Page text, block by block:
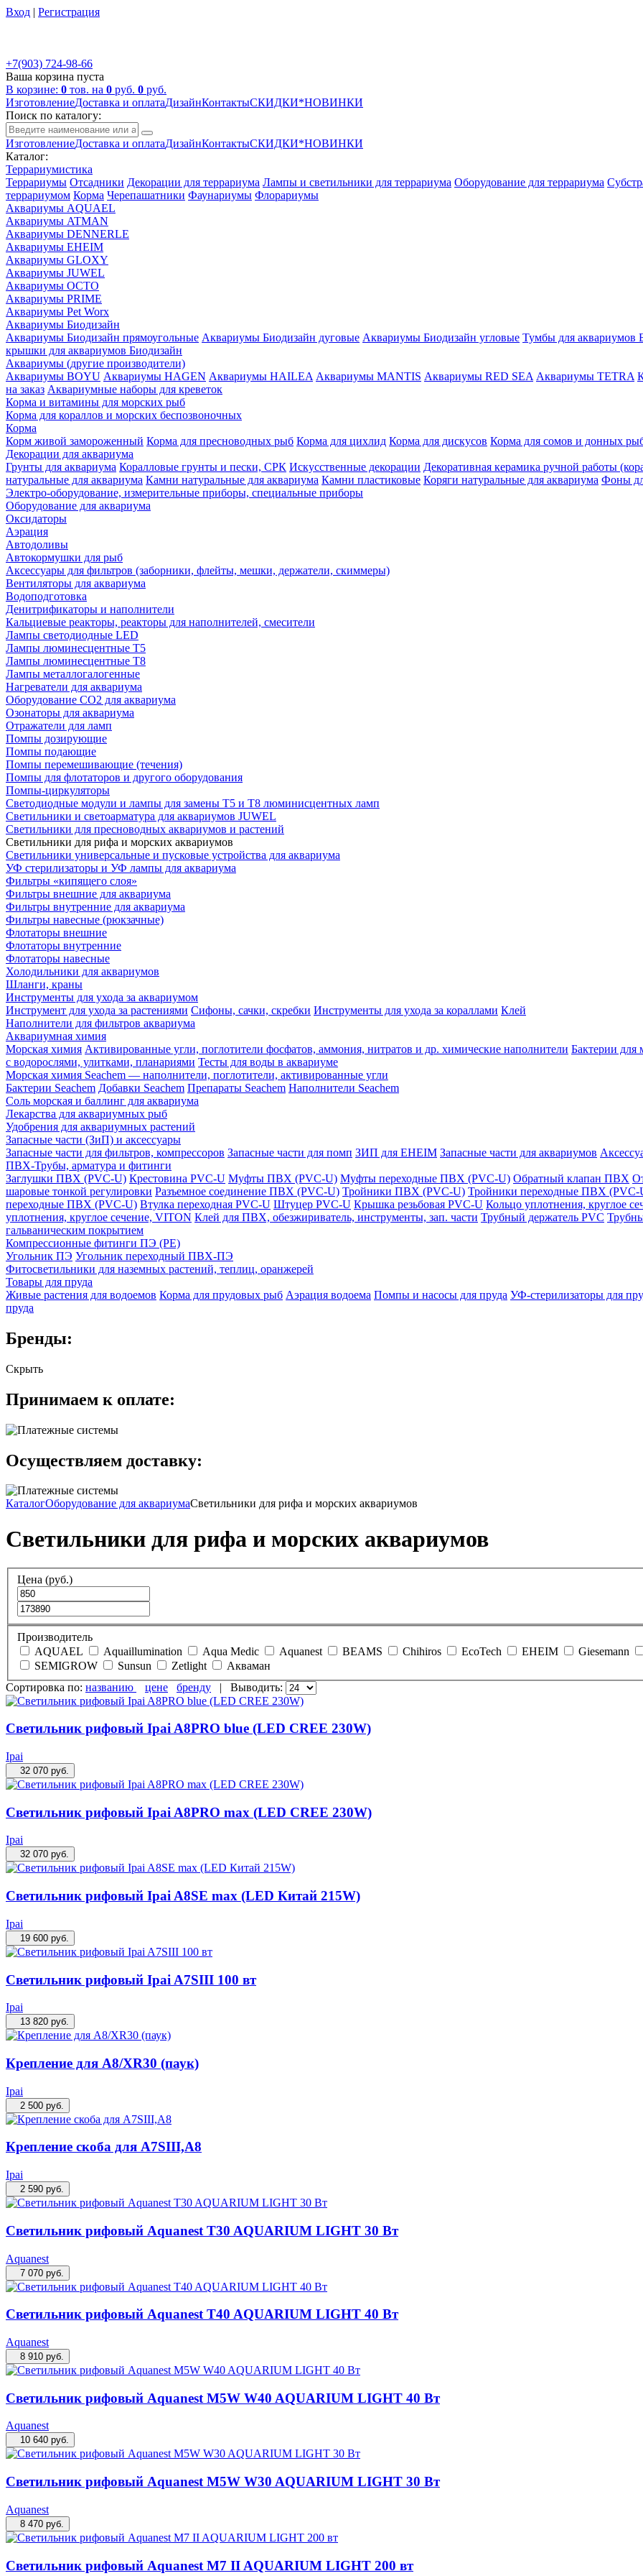
Вход | Регистрация
+7(903) 724-98-66
Ваша корзина пуста
В корзине: 0 тов. на 0 руб. 0 руб.
ИзготовлениеДоставка и оплатаДизайнКонтактыСКИДКИ*НОВИНКИ
Поиск по каталогу:
ИзготовлениеДоставка и оплатаДизайнКонтактыСКИДКИ*НОВИНКИ
Каталог:
Террариумистика
Террариумы Отсадники Декорации для террариума Лампы и светильники для террариума Оборудование для террариума
террариумом Корма Черепашатники Фаунариумы Флорариумы
Аквариумы AQUAEL
Аквариумы ATMAN
Аквариумы DENNERLE
Аквариумы EHEIM
Аквариумы GLOXY
Аквариумы JUWEL
Аквариумы OCTO
Аквариумы PRIME
Аквариумы Pet Worx
Аквариумы Биодизайн
Аквариумы Биодизайн прямоугольные Аквариумы Биодизайн дуговые Аквариумы Биодизайн угловые Тумбы для аквариумов
крышки для аквариумов Биодизайн
Аквариумы (другие производители)
Аквариумы BOYU Аквариумы HAGEN Аквариумы HAILEA Аквариумы MANTIS Аквариумы RED SEA Аквариумы TETRA
на заказ Аквариумные наборы для креветок
Корма и витамины для морских рыб
Корма для кораллов и морских беспозвоночных
Корма
Корм живой замороженный Корма для пресноводных рыб Корма для цихлид Корма для дискусов Корма для сомов и донных
Декорации для аквариума
Грунты для аквариума Коралловые грунты и пески, СРК Искусственные декорации Декоративная керамика ручной работы
натуральные для аквариума Камни натуральные для аквариума Камни пластиковые Коряги натуральные для аквариума Фоны
Электро-оборудование, измерительные приборы, специальные приборы
Оборудование для аквариума
Оксидаторы
Аэрация
Автодоливы
Автокормушки для рыб
Аксессуары для фильтров (заборники, флейты, мешки, держатели, скиммеры)
Вентиляторы для аквариума
Водоподготовка
Денитрификаторы и наполнители
Кальциевые реакторы, реакторы для наполнителей, смесители
Лампы светодиодные LED
Лампы люминесцентные Т5
Лампы люминесцентные Т8
Лампы металлогалогенные
Нагреватели для аквариума
Оборудование CO2 для аквариума
Озонаторы для аквариума
Отражатели для ламп
Помпы дозирующие
Помпы подающие
Помпы перемешивающие (течения)
Помпы для флотаторов и другого оборудования
Помпы-циркуляторы
Светодиодные модули и лампы для замены Т5 и Т8 люминисцентных ламп
Светильники и светоарматура для аквариумов JUWEL
Светильники для пресноводных аквариумов и растений
Светильники для рифа и морских аквариумов
Светильники универсальные и пусковые устройства для аквариума
УФ стерилизаторы и УФ лампы для аквариума
Фильтры «кипящего слоя»
Фильтры внешние для аквариума
Фильтры внутренние для аквариума
Фильтры навесные (рюкзачные)
Флотаторы внешние
Флотаторы внутренние
Флотаторы навесные
Холодильники для аквариумов
Шланги, краны
Инструменты для ухода за аквариумом
Инструмент для ухода за растениями Сифоны, сачки, скребки Инструменты для ухода за кораллами Клей
Наполнители для фильтров аквариума
Аквариумная химия
Морская химия Активированные угли, поглотители фосфатов, аммония, нитратов и др. химические наполнители Бактерии для
с водорослями, улитками, планариями Тесты для воды в аквариуме
Морская химия Seachem — наполнители, поглотители, активированные угли
Бактерии Seachem Добавки Seachem Препараты Seachem Наполнители Seachem
Соль морская и баллинг для аквариума
Лекарства для аквариумных рыб
Удобрения для аквариумных растений
Запасные части (ЗиП) и аксессуары
Запасные части для фильтров, компрессоров Запасные части для помп ЗИП для EHEIM Запасные части для аквариумов
ПВХ-Трубы, арматура и фитинги
Заглушки ПВХ (PVC-U) Крестовина PVC-U Муфты ПВХ (PVC-U) Муфты переходные ПВХ (PVC-U) Обратный клапан ПВХ
шаровые тонкой регулировки Разъемное соединение ПВХ (PVC-U) Тройники ПВХ (PVC-U) Тройники переходные ПВХ (PVC-
переходные ПВХ (PVC-U) Втулка переходная PVC-U Штуцер PVC-U Крышка резьбовая PVC-U Кольцо уплотнения, круглое
уплотнения, круглое сечение, VITON Клей для ПВХ, обезжириватель, инструменты, зап. части Трубный держатель PVC
гальваническим покрытием
Компрессионные фитинги ПЭ (PE)
Угольник ПЭ Угольник переходный ПВХ-ПЭ
Фитосветильники для наземных растений, теплиц, оранжерей
Товары для пруда
Живые растения для водоемов Корма для прудовых рыб Аэрация водоема Помпы и насосы для пруда УФ-стерилизаторы для
пруда
Бренды:
Скрыть
Принимаем к оплате:
Осуществляем доставку:
КаталогОборудование для аквариумаСветильники для рифа и морских аквариумов
Светильники для рифа и морских аквариумов
Цена (руб.)
Производитель
AQUAEL
Aquaillumination Aqua Medic Aquanest BEAMS Chihiros EcoTech EHEIM Giesemann
SEMIGROW
Sunsun Zetlight
Акваман
Сортировка по: названию цене бренду | Выводить:
Светильник рифовый Ipai A8PRO blue (LED CREE 230W)
Ipai
32 070 руб.
Светильник рифовый Ipai A8PRO max (LED CREE 230W)
Ipai
32 070 руб.
Светильник рифовый Ipai A8SE max (LED Китай 215W)
Ipai
19 600 руб.
Светильник рифовый Ipai A7SIII 100 вт
Ipai
13 820 руб.
Крепление для А8/XR30 (паук)
Ipai
2 500 руб.
Крепление скоба для A7SIII,A8
Ipai
2 590 руб.
Светильник рифовый Aquanest T30 AQUARIUM LIGHT 30 Вт
Aquanest
7 070 руб.
Светильник рифовый Aquanest T40 AQUARIUM LIGHT 40 Вт
Aquanest
8 910 руб.
Светильник рифовый Aquanest M5W W40 AQUARIUM LIGHT 40 Вт
Aquanest
10 640 руб.
Светильник рифовый Aquanest M5W W30 AQUARIUM LIGHT 30 Вт
Aquanest
8 470 руб.
Светильник рифовый Aquanest M7 II AQUARIUM LIGHT 200 вт